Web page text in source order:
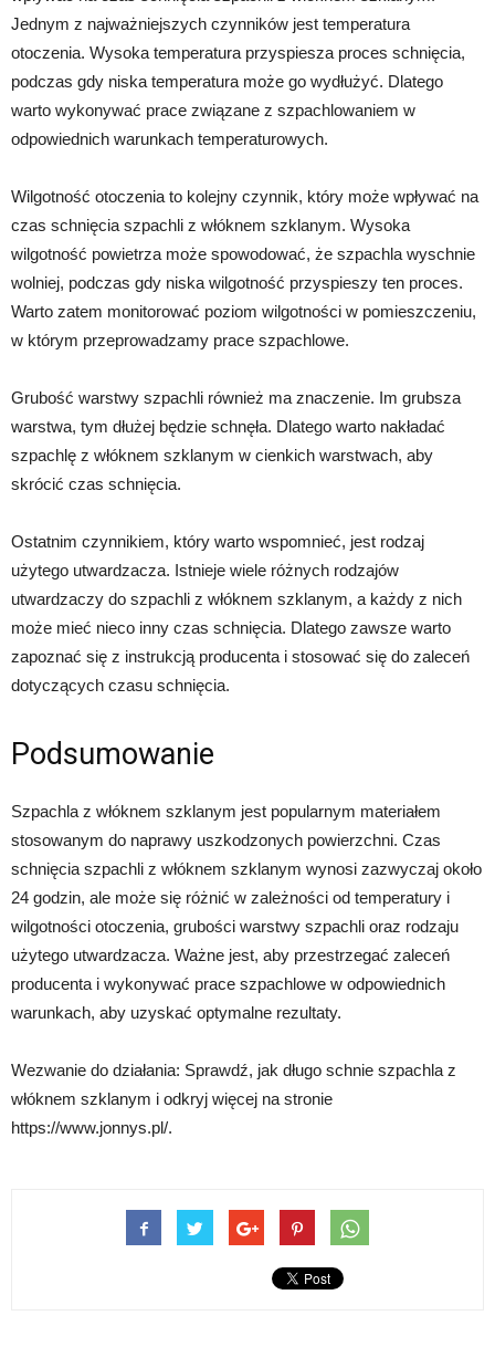
Jednym z najważniejszych czynników jest temperatura
otoczenia. Wysoka temperatura przyspiesza proces schnięcia,
podczas gdy niska temperatura może go wydłużyć. Dlatego
warto wykonywać prace związane z szpachlowaniem w
odpowiednich warunkach temperaturowych.
Wilgotność otoczenia to kolejny czynnik, który może wpływać na
czas schnięcia szpachli z włóknem szklanym. Wysoka
wilgotność powietrza może spowodować, że szpachla wyschnie
wolniej, podczas gdy niska wilgotność przyspieszy ten proces.
Warto zatem monitorować poziom wilgotności w pomieszczeniu,
w którym przeprowadzamy prace szpachlowe.
Grubość warstwy szpachli również ma znaczenie. Im grubsza
warstwa, tym dłużej będzie schnęła. Dlatego warto nakładać
szpachlę z włóknem szklanym w cienkich warstwach, aby
skrócić czas schnięcia.
Ostatnim czynnikiem, który warto wspomnieć, jest rodzaj
użytego utwardzacza. Istnieje wiele różnych rodzajów
utwardzaczy do szpachli z włóknem szklanym, a każdy z nich
może mieć nieco inny czas schnięcia. Dlatego zawsze warto
zapoznać się z instrukcją producenta i stosować się do zaleceń
dotyczących czasu schnięcia.
Podsumowanie
Szpachla z włóknem szklanym jest popularnym materiałem
stosowanym do naprawy uszkodzonych powierzchni. Czas
schnięcia szpachli z włóknem szklanym wynosi zazwyczaj około
24 godzin, ale może się różnić w zależności od temperatury i
wilgotności otoczenia, grubości warstwy szpachli oraz rodzaju
użytego utwardzacza. Ważne jest, aby przestrzegać zaleceń
producenta i wykonywać prace szpachlowe w odpowiednich
warunkach, aby uzyskać optymalne rezultaty.
Wezwanie do działania: Sprawdź, jak długo schnie szpachla z
włóknem szklanym i odkryj więcej na stronie
https://www.jonnys.pl/.